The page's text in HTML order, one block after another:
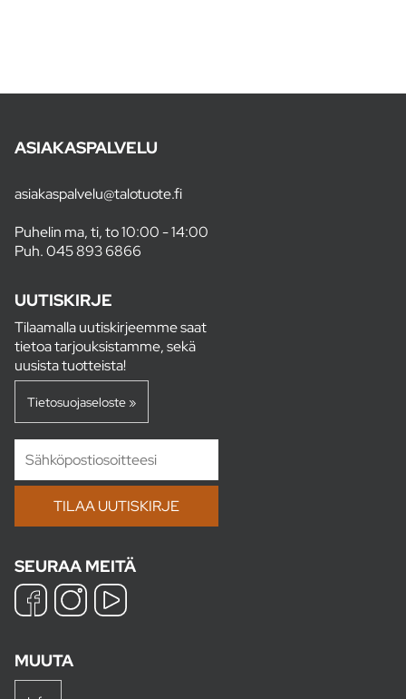
ASIAKASPALVELU
asiakaspalvelu@talotuote.fi
Puhelin ma, ti, to 10:00 - 14:00
Puh.045 893 6866
UUTISKIRJE
Tilaamalla uutiskirjeemme saat
tietoa tarjouksistamme, sekä
uusista tuotteista!
Tietosuojaseloste »
SEURAA MEITÄ
MUUTA